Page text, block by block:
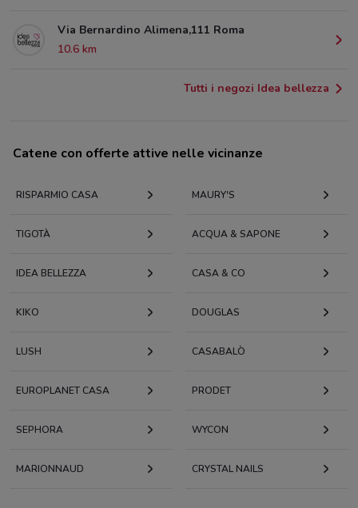
Via Bernardino Alimena,111 Roma
10.6 km
Tutti i negozi Idea bellezza
Catene con offerte attive nelle vicinanze
RISPARMIO CASA MAURY'S
TIGOTÀ ACQUA & SAPONE
IDEA BELLEZZA CASA & CO
KIKO DOUGLAS
LUSH CASABALÒ
EUROPLANET CASA PRODET
SEPHORA WYCON
MARIONNAUD CRYSTAL NAILS